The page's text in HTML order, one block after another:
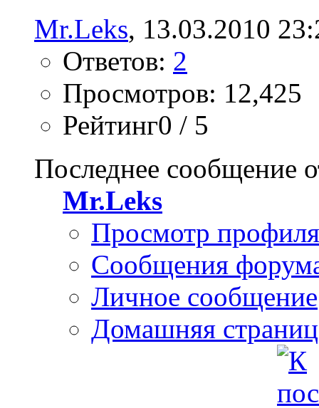
Mr.Leks, 13.03.2010
Ответов: 2
Просмотров: 12,425
Рейтинг0 / 5
Последнее сообщение
Mr.Leks
Просмотр профиля
Сообщения
Личное сообщение
Домашняя